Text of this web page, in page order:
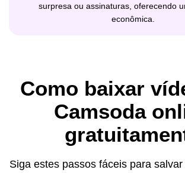
surpresa ou assinaturas, oferecendo
econômica.
Como baixar
Camsoda
Siga estes passos fáceis para